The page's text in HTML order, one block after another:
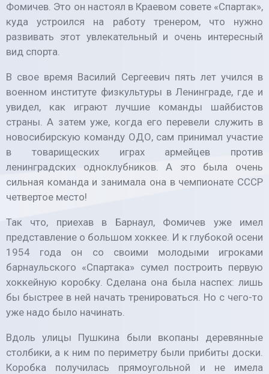
Фомичев. Это он настоял в Краевом совете «Спартак»,
куда устроился на работу тренером, что нужно
развивать этот увлекательный и очень интересный
вид спорта.
В свое время Василий Сергеевич пять лет учился в
военном институте физкультуры в Ленинграде, где и
увидел, как играют лучшие команды шайбистов
страны. А затем уже, когда его перевели служить в
новосибирскую команду ОДО, сам принимал участие
в товарищеских играх армейцев против
ленинградских одноклубников. А это была очень
сильная команда и занимала она в чемпионате СССР
четвертое место!
Так что, приехав в Барнаул, Фомичев уже имел
представление о большом хоккее. И к глубокой осени
1954 года он со своими молодыми игроками
барнаульского «Спартака» сумел построить первую
хоккейную коробку. Сделана она была наспех: лишь
бы быстрее в ней начать тренироваться. Но с чего-то
уже надо было начинать.
Вдоль улицы Пушкина были вкопаны деревянные
столбики, а к ним по периметру были прибиты доски.
Коробка получилась прямоугольной и не имела